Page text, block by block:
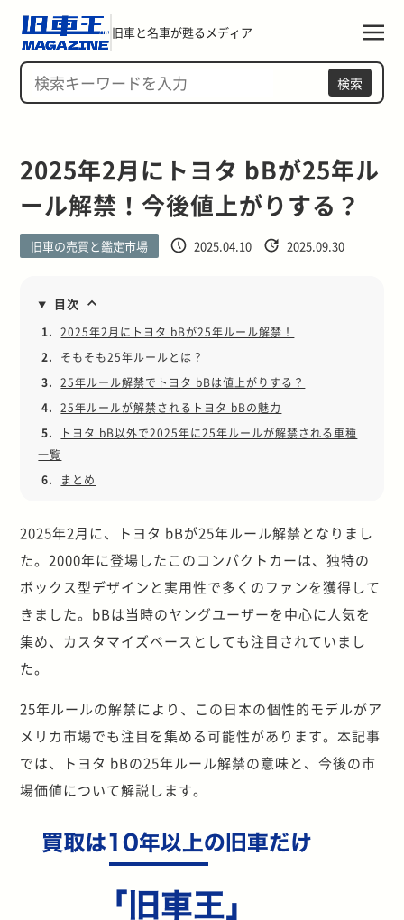
旧車と名車が甦るメディア
検索
2025年2月にトヨタ bBが25年ル
ール解禁！今後値上がりする？
旧車の売買と鑑定市場 2025.04.10 2025.09.30
目次
1.
2025年2月にトヨタ bBが25年ルール解禁！
2.
そもそも25年ルールとは？
3.
25年ルール解禁でトヨタ bBは値上がりする？
4.
25年ルールが解禁されるトヨタ bBの魅力
5.
トヨタ bB以外で2025年に25年ルールが解禁される車種
一覧
6.
まとめ
2025年2月に、トヨタ bBが25年ルール解禁となりまし
た。2000年に登場したこのコンパクトカーは、独特の
ボックス型デザインと実用性で多くのファンを獲得して
きました。bBは当時のヤングユーザーを中心に人気を
集め、カスタマイズベースとしても注目されていまし
た。
25年ルールの解禁により、この日本の個性的モデルがア
メリカ市場でも注目を集める可能性があります。本記事
では、トヨタ bBの25年ルール解禁の意味と、今後の市
場価値について解説します。